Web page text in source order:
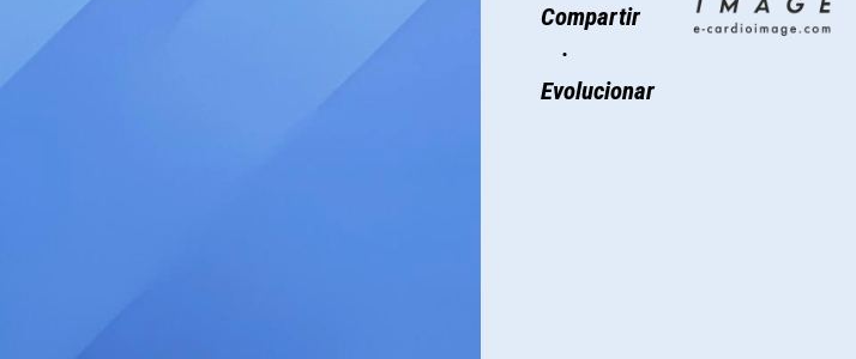
Compartir
·
Evolucionar